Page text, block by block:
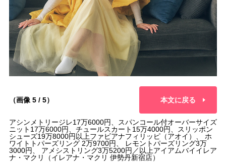
（画像 5 / 5） 本文に戻る
アシンメトリージレ17万6000円、スパンコール付オーバーサイズ
ニット17万6000円、チュールスカート15万4000円、スリッポン
シューズ19万8000円以上ファビアナフィリッピ（アオイ）、 ホ
ワイトトパーズリング 2万9700円、 レモントパーズリング3万
3000円、 アメシストリング3万5200円／以上アイアムバイイレア
ナ・マクリ（イレアナ・マクリ 伊勢丹新宿店）